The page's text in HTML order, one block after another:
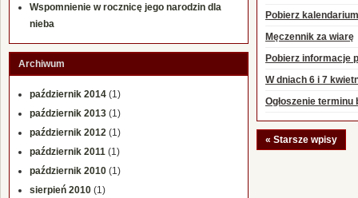
Pobierz
Męczennik za wiarę
Pobierz informacje
W dniach 6 i 7
Ogłoszenie
« Starsze wpisy
Wspomnienie w rocznicę jego narodzin dla
nieba
Archiwum
październik 2014 (1)
październik 2013 (1)
październik 2012 (1)
październik 2011 (1)
październik 2010 (1)
sierpień 2010 (1)